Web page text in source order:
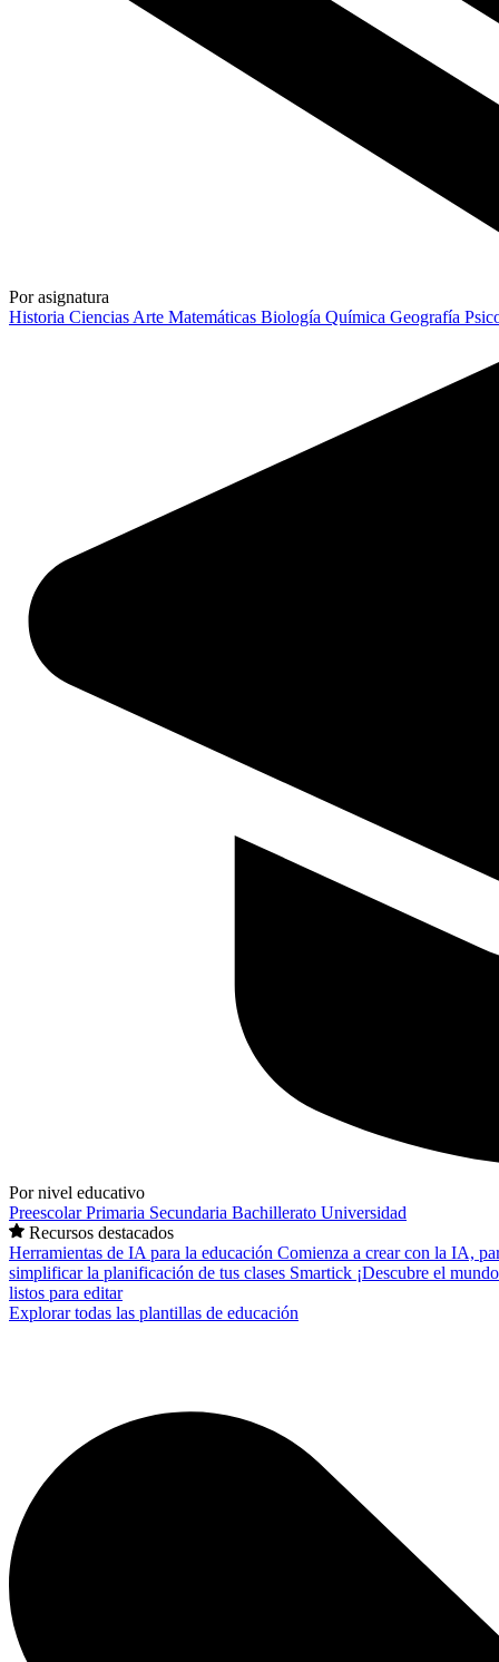
Por asignatura
Historia Ciencias Arte Matemáticas Biología Química Geografía
Por nivel educativo
PreescolarPrimaria Secundaria Bachillerato Universidad
Recursos destacados
Herramientas de IA para la educación Comienza a crear con la IA,
simplificar la planificación de tus clases Smartick ¡Descubre el
listos para editar
Explorar todas las plantillas de educación